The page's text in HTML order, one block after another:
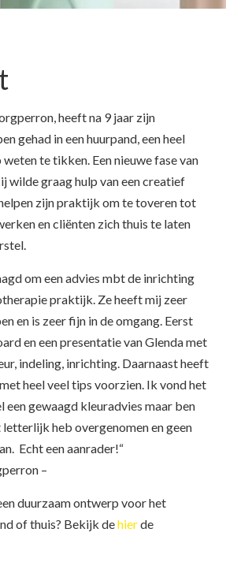
heeft na 9 jaar zijn
gehad in een huurpand, een heel
te tikken. Een nieuwe fase van
wilde graag hulp van een creatief
zijn praktijk om te toveren tot
en cliënten zich thuis te laten
om een advies mbt de inrichting
praktijk. Ze heeft mij zeer
en is zeer fijn in de omgang. Eerst
en een presentatie van Glenda met
indeling, inrichting. Daarnaast heeft
heel veel tips voorzien. Ik vond het
een gewaagd kleuradvies maar ben
heb overgenomen en geen
Echt een aanrader!“
–
duurzaam ontwerp voor het
of thuis? Bekijk dehierde